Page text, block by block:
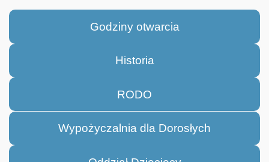
Godziny otwarcia
Historia
RODO
Wypożyczalnia dla Dorosłych